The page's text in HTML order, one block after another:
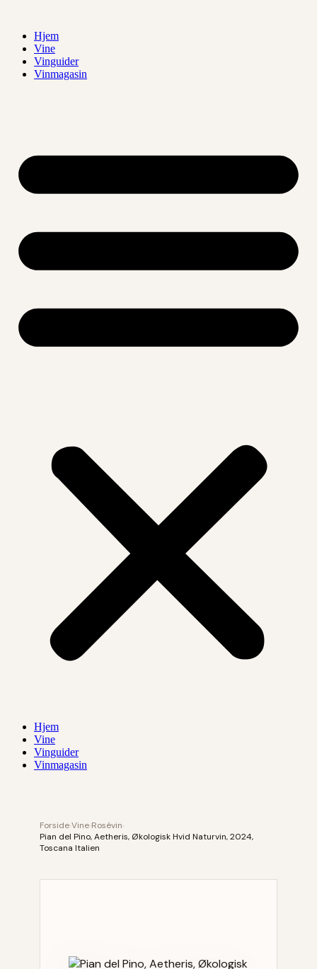
indholdHjem
Vine
Vinguider
Vinmagasin
Hjem
Vine
Vinguider
Vinmagasin
ForsideVine Rosévin
Pian del Pino, Aetheris, Økologisk Hvid Naturvin, 2024,
Toscana Italien